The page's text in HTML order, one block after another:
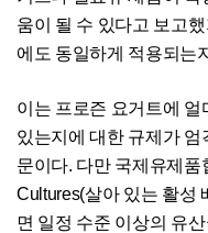
움이 될 수 있다고 보고
에도 동일하게 적용되는
이는 프로즌 요거트에
있는지에 대한 규제가 엄
문이다. 다만 국제유제
Cultures(살아 있는 활성
면 일정 수준 이상의 유